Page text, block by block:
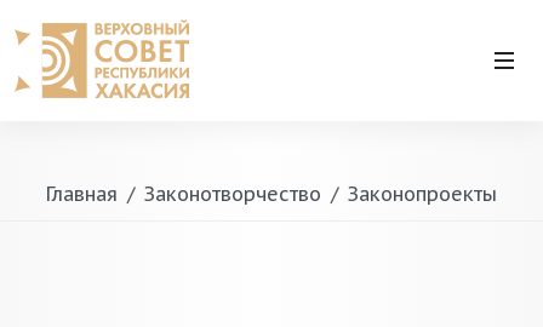
Главная Законотворчество Законопроекты